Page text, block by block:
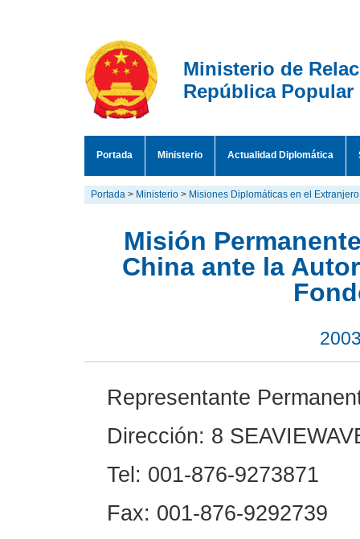
Ministerio de
República Popular
Portada Ministerio Actualidad Diplomática
Portada > Ministerio > Misiones Diplomáticas en el Extranjero
Misión
China ante la
Representante
Dirección: 8
Tel: 001-876-9273871
Fax: 001-876-9292739